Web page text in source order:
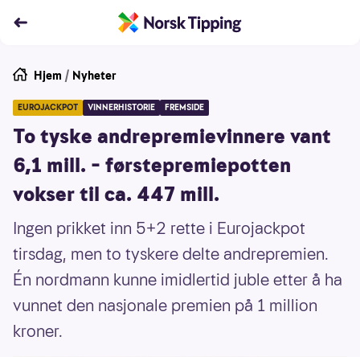
Hjem / Nyheter
EUROJACKPOT VINNERHISTORIE FREMSIDE
To tyske andrepremievinnere vant
6,1 mill. – førstepremiepotten
vokser til ca. 447 mill.
Ingen prikket inn 5+2 rette i Eurojackpot
tirsdag, men to tyskere delte andrepremien.
Én nordmann kunne imidlertid juble etter å ha
vunnet den nasjonale premien på 1 million
kroner.